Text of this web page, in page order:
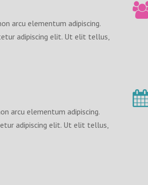
arcu elementum adipiscing.
adipiscing elit. Ut elit tellus,
arcu elementum adipiscing.
adipiscing elit. Ut elit tellus,